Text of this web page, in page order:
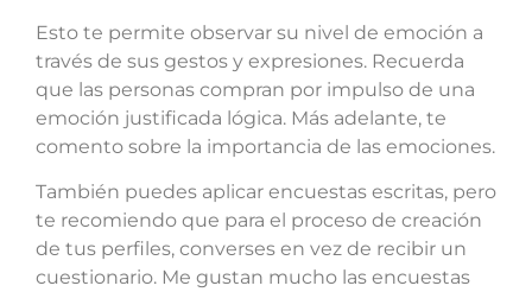
Esto te permite observar su nivel de emoción a
través de sus gestos y expresiones. Recuerda
que las personas compran por impulso de una
emoción justificada lógica. Más adelante, te
comento sobre la importancia de las emociones.
También puedes aplicar encuestas escritas, pero
te recomiendo que para el proceso de creación
de tus perfiles, converses en vez de recibir un
cuestionario. Me gustan mucho las encuestas